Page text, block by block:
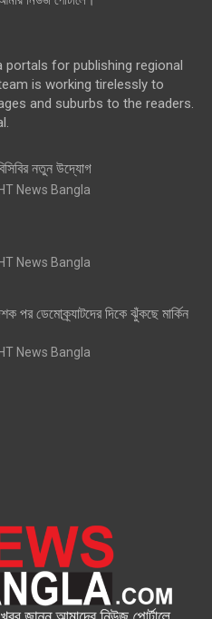
for publishing regional
is working tirelessly to
and suburbs to the readers.
নতুন উদ্যোগ
News Bangla
News Bangla
পর ডেমোক্র্যাটদের দিকে ঝুঁকছে মার্কিন
News Bangla